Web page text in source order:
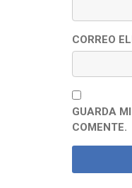
CORREO
GUARDA
COMENTE.